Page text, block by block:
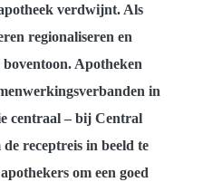
verdwijnt. Als
regionaliseren en
boventoon. Apotheken
in
centraal – bij Central
receptreis in beeld te
om een goed